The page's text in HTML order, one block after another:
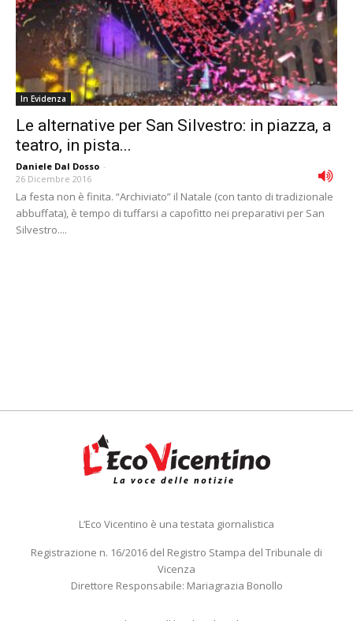
In Evidenza
Le alternative per San Silvestro: in piazza, a
teatro, in pista...
Daniele Dal Dosso -
26 Dicembre 2016
La festa non è finita. “Archiviato” il Natale (con tanto di tradizionale
abbuffata), è tempo di tuffarsi a capofitto nei preparativi per San
Silvestro....
L’Eco Vicentino è una testata giornalistica
Registrazione n. 16/2016 del Registro Stampa del Tribunale di
Vicenza
Direttore Responsabile: Mariagrazia Bonollo